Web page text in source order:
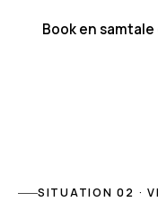
Book en
SITUATION 02 ·